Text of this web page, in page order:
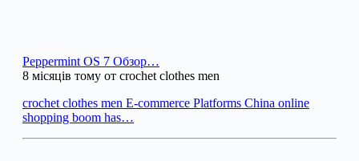
Peppermint OS 7 Обзор…
8 місяців тому от crochet clothes men
crochet clothes men E-commerce Platforms China online
shopping boom has…